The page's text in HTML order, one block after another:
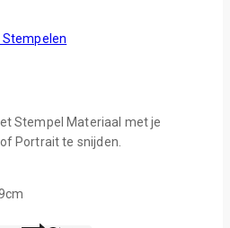
Stempel Materiaal met je
Portrait te snijden.